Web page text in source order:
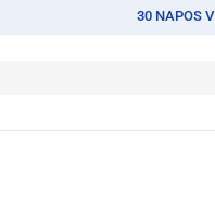
30 NAPOS